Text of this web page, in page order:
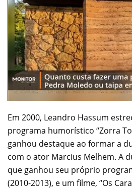
Em 2000, Leandro Hassum
programa humorístico “Zorra
ganhou destaque ao formar a
com o ator Marcius Melhem. A
que ganhou seu próprio
(2010-2013), e um filme, “Os